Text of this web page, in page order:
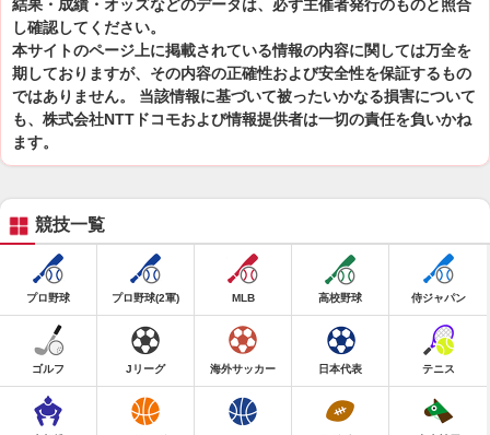
結果・成績・オッズなどのデータは、必ず主催者発行のものと照合
し確認してください。
本サイトのページ上に掲載されている情報の内容に関しては万全を
期しておりますが、その内容の正確性および安全性を保証するもの
ではありません。 当該情報に基づいて被ったいかなる損害について
も、株式会社NTTドコモおよび情報提供者は一切の責任を負いかね
ます。
競技一覧
プロ野球 プロ野球(2軍) MLB 高校野球 侍ジャパン
ゴルフ Jリーグ 海外サッカー 日本代表 テニス